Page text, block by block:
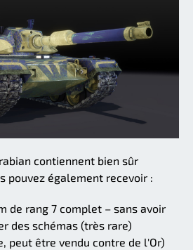
contiennent bien sûr
pouvez également recevoir :
de rang 7 complet – sans avoir
des schémas (très rare)
peut être vendu contre de l'Or)